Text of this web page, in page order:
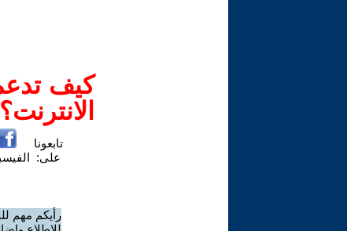
كيف
الانترنت؟
تابعونا
على:
رأيكم مهم